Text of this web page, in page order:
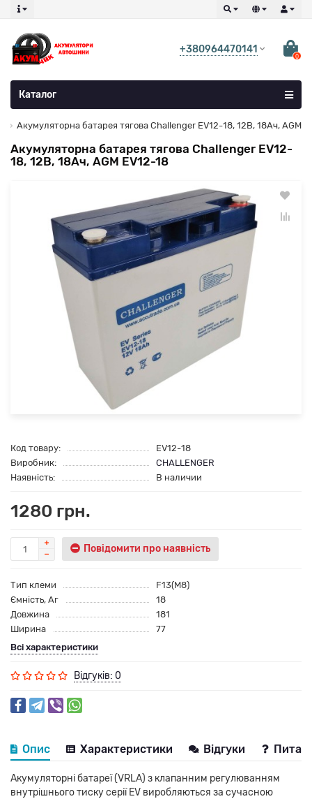
+380964470141
0
Каталог
Акумуляторна батарея тягова Challenger EV12-18, 12В, 18Ач, AGM
Акумуляторна батарея тягова Challenger EV12-
18, 12В, 18Ач, AGM EV12-18
Код товару:
EV12-18
Виробник:
CHALLENGER
Наявність:
В наличии
1280 грн.
Повідомити про наявність
Тип клеми
F13(M8)
Ємність, Аг
18
Довжина
181
Ширина
77
Всі характеристики
Відгуків: 0
Опис Характеристики Відгуки
Акумуляторні батареї (VRLA) з клапанним регулюванням
внутрішнього тиску серії EV виробляються за сучасною